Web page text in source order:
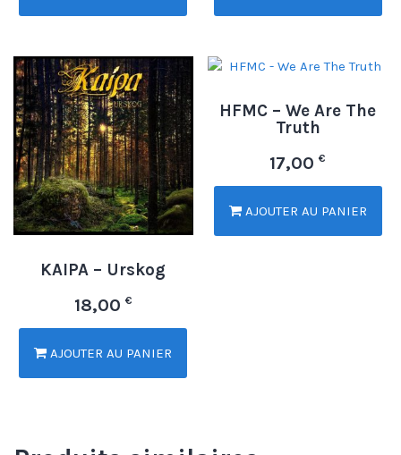
KAIPA – Urskog
18,00 €
AJOUTER AU PANIER
HFMC – We Are The
Truth
17,00€
AJOUTER AU PANIER